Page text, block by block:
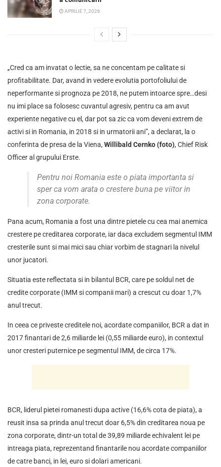
APRILIE 7, 2026
„Cred ca am invatat o lectie, sa ne concentam pe calitate si
profitabilitate. Dar, avand in vedere evolutia portofoliului de
neperformante si prognoza pe 2018, ne putem intoarce spre…desi
nu imi place sa folosesc cuvantul agresiv, pentru ca am avut
experiente negative cu el, dar pot sa zic ca vom deveni extrem de
activi si in Romania, in 2018 si in urmatorii ani”, a declarat, la o
conferinta de presa de la Viena, Willibald Cernko (foto), Chief Risk
Officer al grupului Erste.
Pentru noi Romania este o piata importanta si
sper ca vom arata o crestere buna pe viitor in
zona corporate.
Pana acum, Romania a fost una dintre pietele cu cea mai anemica
crestere pe creditarea corporate, iar daca excludem segmentul IMM
cresterile sunt si mai mici sau chiar vorbim de stagnari la nivelul
unor jucatori.
Situatia este reflectata si in bilantul BCR, care pe soldul net de
credite corporate (IMM si companii mari) a crescut cu doar 1,7%
anul trecut.
In ceea ce priveste creditele noi, acordate companiilor, BCR a dat in
2017 finantari de 2,6 miliarde lei (0,55 miliarde euro), in contextul
unor cresteri puternice pe segmentul IMM, de circa 17%.
BCR, liderul pietei romanesti dupa active (16,6% cota de piata), a
reusit insa sa prinda anul trecut doar 6,5% din creditarea noua pe
zona corporate, dintr-un total de 39,89 miliarde echivalent lei pe
intreaga piata, reprezentand finantarile nou acordate companiilor
de catre banci, in lei, euro si dolari americani.